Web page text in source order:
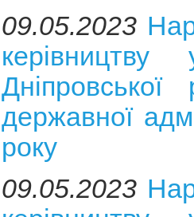
09.05.2023 На
керівництву
державної
року
09.05.2023